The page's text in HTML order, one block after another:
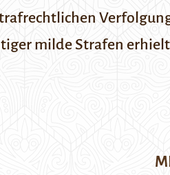
milde Strafen